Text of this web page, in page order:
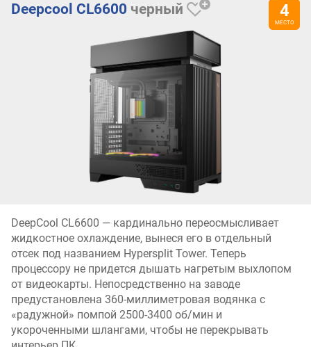
Deepcool CL6600 черный
DeepCool CL6600 — кардинально переосмысливает
жидкостное охлаждение, вынеся его в отдельный
отсек под названием Hypersplit Tower. Теперь
процессору не придется дышать нагретым выхлопом
от видеокарты. Непосредственно на заводе
предустановлена 360-миллиметровая водянка с
«радужной» помпой 2500-3400 об/мин и
укороченными шлангами, чтобы не перекрывать